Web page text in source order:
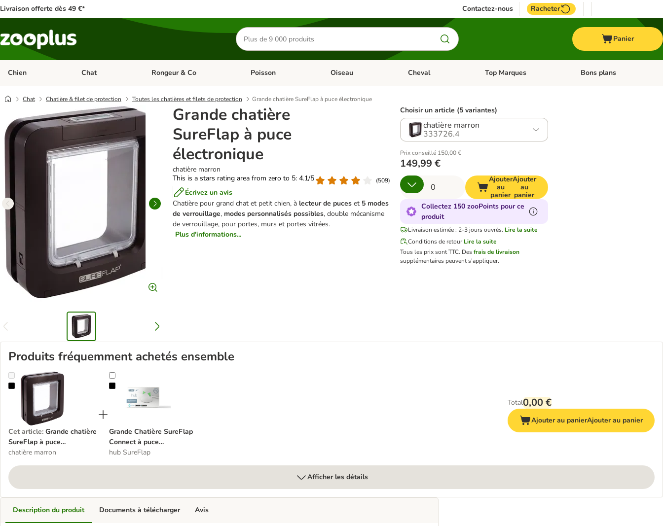
Livraison offerte dès 49 €* Contactez-nous Racheter
Rechercher
des
produits
Panier
Chien Dérouler les catégories: Chien
Chat Dérouler les catégories: Chat
Rongeur & Co Dérouler les catégories: Rongeur & Co
Poisson Dérouler les catégories: Poisson
Oiseau Dérouler les catégories: Oiseau
Cheval Dérouler les catégories: Cheval
Top Marques Dérouler les catégories: Top
Bons plans
Chat Chatière & filet de protection Toutes les chatières et filets de protection Grande chatière SureFlap à puce électronique
Grande chatière
SureFlap à puce
électronique
chatière marron
This is a stars rating area from zero to 5: 4.1/5
(509)
Écrivez un avis
Chatière pour grand chat et petit chien, à lecteur de puceset 5 modes
de verrouillage, modes personnalisés possibles, double mécanisme
de verrouillage, pour portes, murs et portes vitrées.
Plus d'informations...
Choisir un article (5 variantes)
chatière marron
333726.4
Prix conseillé 150,00 €
149,99 €
Ajouter
au
panier
Ajouter
au
panier
Collectez 150 zooPoints pour ce
produit
Livraison estimée : 2-3 jours ouvrés. Lire la suite
Conditions de retour Lire la suite
Tous les prix sont TTC. Desfrais de livraison
supplémentaires peuvent s’appliquer.
Produits fréquemment achetés ensemble
Grande chatière SureFlap à puce électronique
Cet article: Grande chatière
SureFlap à puce
électronique
chatière marron
Grande Chatière SureFlap Connect à puce électronique
Grande Chatière SureFlap
Connect à puce
électronique
hub SureFlap
Total0,00 €
Ajouter au panierAjouter au panier
Afficher les détails
Description du produit Documents à télécharger Avis